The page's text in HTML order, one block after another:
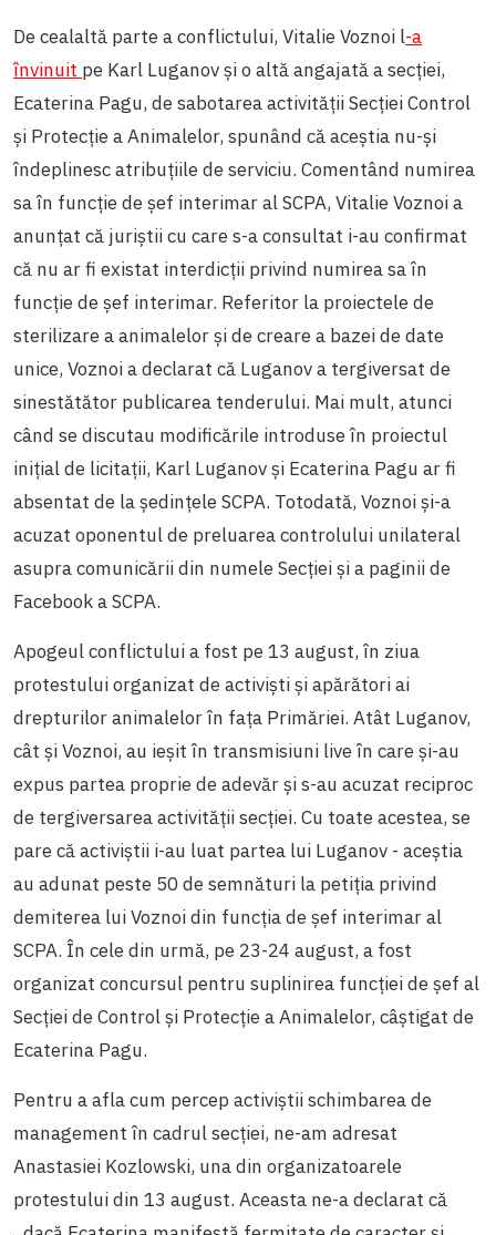
De cealaltă parte a conflictului, Vitalie Voznoi l-a
învinuit pe Karl Luganov și o altă angajată a secției,
Ecaterina Pagu, de sabotarea activității Secției Control
și Protecție a Animalelor, spunând că aceștia nu-și
îndeplinesc atribuțiile de serviciu. Comentând numirea
sa în funcție de șef interimar al SCPA, Vitalie Voznoi a
anunțat că juriștii cu care s-a consultat i-au confirmat
că nu ar fi existat interdicții privind numirea sa în
funcție de șef interimar. Referitor la proiectele de
sterilizare a animalelor și de creare a bazei de date
unice, Voznoi a declarat că Luganov a tergiversat de
sinestătător publicarea tenderului. Mai mult, atunci
când se discutau modificările introduse în proiectul
inițial de licitații, Karl Luganov și Ecaterina Pagu ar fi
absentat de la ședințele SCPA. Totodată, Voznoi și-a
acuzat oponentul de preluarea controlului unilateral
asupra comunicării din numele Secției și a paginii de
Facebook a SCPA.
Apogeul conflictului a fost pe 13 august, în ziua
protestului organizat de activiști și apărători ai
drepturilor animalelor în fața Primăriei. Atât Luganov,
cât și Voznoi, au ieșit în transmisiuni live în care și-au
expus partea proprie de adevăr și s-au acuzat reciproc
de tergiversarea activității secției. Cu toate acestea, se
pare că activiștii i-au luat partea lui Luganov - aceștia
au adunat peste 50 de semnături la petiția privind
demiterea lui Voznoi din funcția de șef interimar al
SCPA. În cele din urmă, pe 23-24 august, a fost
organizat concursul pentru suplinirea funcției de șef al
Secției de Control și Protecție a Animalelor, câștigat de
Ecaterina Pagu.
Pentru a afla cum percep activiștii schimbarea de
management în cadrul secției, ne-am adresat
Anastasiei Kozlowski, una din organizatoarele
protestului din 13 august. Aceasta ne-a declarat că